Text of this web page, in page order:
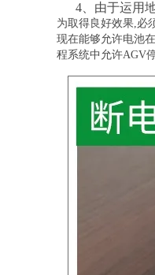
4、由于运用地
为取得良好效果,必
现在能够允许电池
程系统中允许AGV